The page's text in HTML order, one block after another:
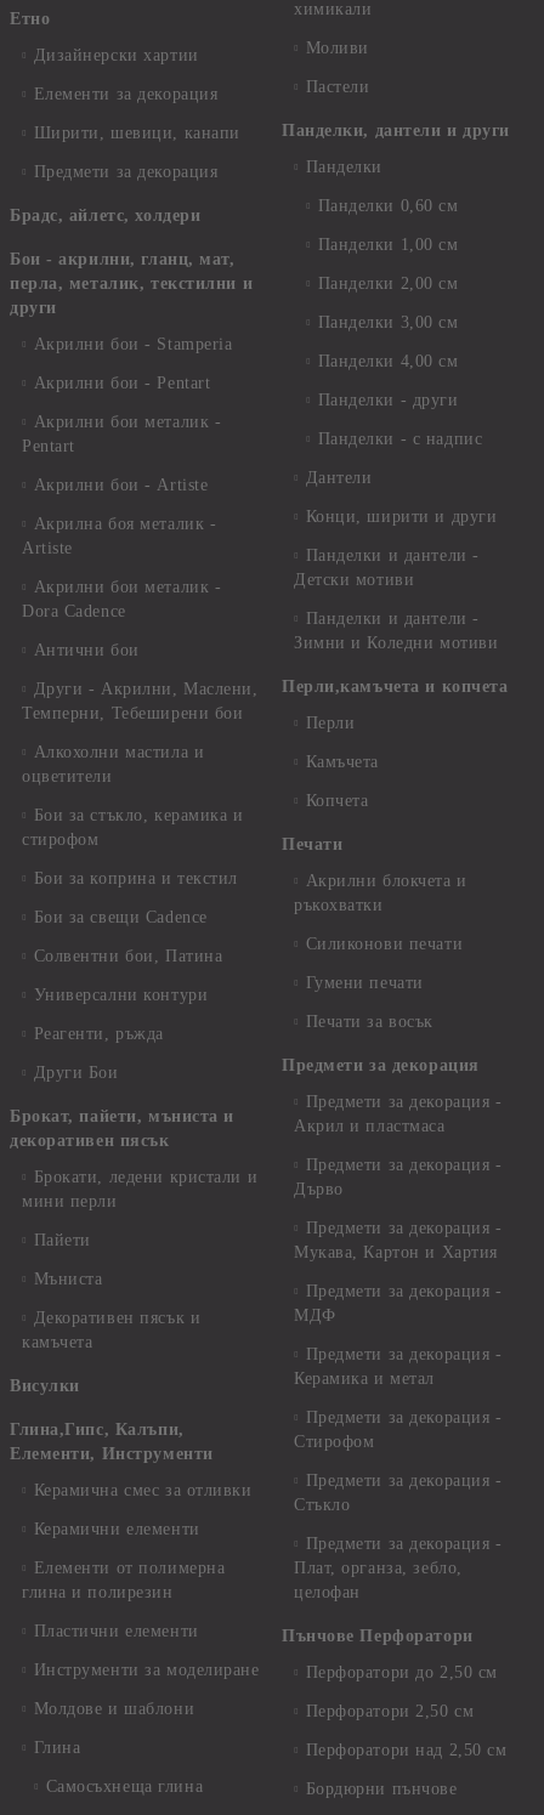
Етно
Дизайнерски хартии
Елементи за декорация
Ширити, шевици, канапи
Предмети за декорация
Брадс, айлетс, холдери
Бои - акрилни, гланц, мат,
перла, металик, текстилни и
други
Акрилни бои - Stamperia
Акрилни бои - Pentart
Акрилни бои металик -
Pentart
Акрилни бои - Artiste
Акрилна боя металик -
Artiste
Акрилни бои металик -
Dora Cadence
Антични бои
Други - Акрилни, Маслени,
Темперни, Тебеширени бои
Алкохолни мастила и
оцветители
Бои за стъкло, керамика и
стирофом
Бои за коприна и текстил
Бои за свещи Cadence
Солвентни бои, Патина
Универсални контури
Реагенти, ръжда
Други Бои
Брокат, пайети, мъниста и
декоративен пясък
Брокати, ледени кристали и
мини перли
Пайети
Мъниста
Декоративен пясък и
камъчета
Висулки
Глина,Гипс, Калъпи,
Елементи, Инструменти
Керамична смес за отливки
Керамични елементи
Елементи от полимерна
глина и полирезин
Пластични елементи
Инструменти за моделиране
Молдове и шаблони
Глина
Самосъхнеща глина
химикали
Моливи
Пастели
Панделки, дантели и други
Панделки
Панделки 0,60 см
Панделки 1,00 см
Панделки 2,00 см
Панделки 3,00 см
Панделки 4,00 см
Панделки - други
Панделки - с надпис
Дантели
Конци, ширити и други
Панделки и дантели -
Детски мотиви
Панделки и дантели -
Зимни и Коледни мотиви
Перли,камъчета и копчета
Перли
Камъчета
Копчета
Печати
Акрилни блокчета и
ръкохватки
Силиконови печати
Гумени печати
Печати за восък
Предмети за декорация
Предмети за декорация -
Акрил и пластмаса
Предмети за декорация -
Дърво
Предмети за декорация -
Мукава, Картон и Хартия
Предмети за декорация -
МДФ
Предмети за декорация -
Керамика и метал
Предмети за декорация -
Стирофом
Предмети за декорация -
Стъкло
Предмети за декорация -
Плат, органза, зебло,
целофан
Пънчове Перфоратори
Перфоратори до 2,50 см
Перфоратори 2,50 см
Перфоратори над 2,50 см
Бордюрни пънчове